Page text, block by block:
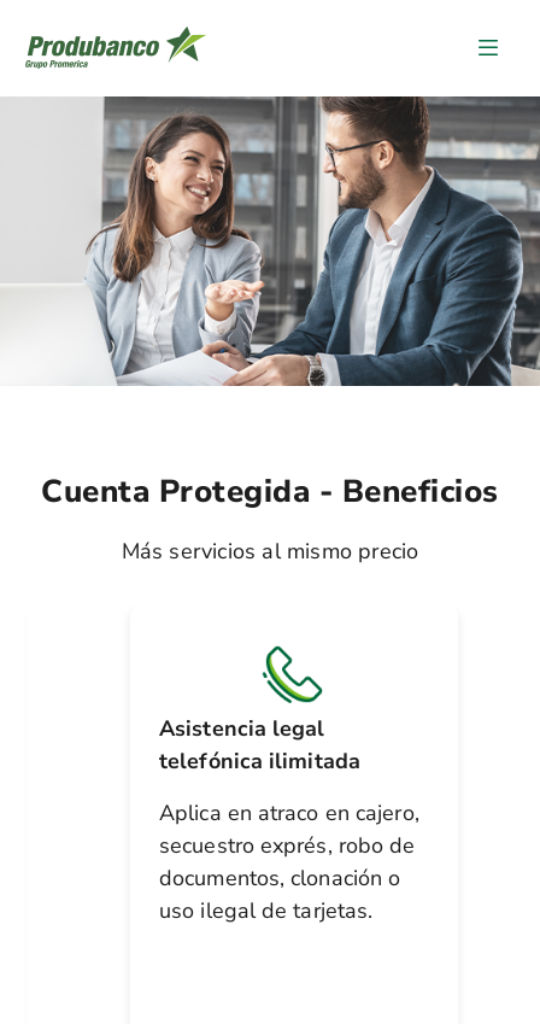
Cuenta
Cuenta Protegida - Beneficios
Más servicios al mismo precio
Asistencia legal
telefónica ilimitada
Aplica en atraco en cajero,
secuestro exprés, robo de
documentos, clonación o
uso ilegal de tarjetas.